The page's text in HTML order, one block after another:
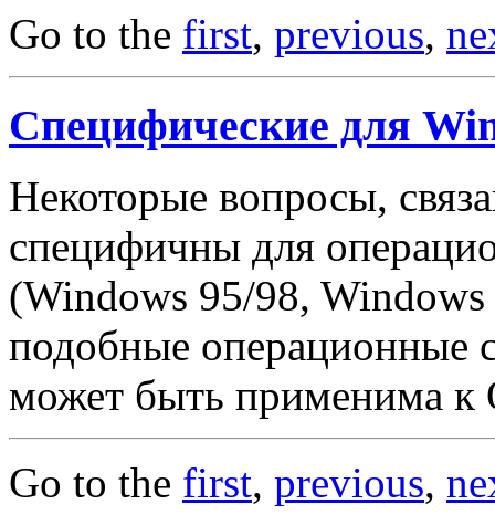
Go to the first, previous,
Специфические для
Некоторые вопросы,
специфичны для
(Windows 95/98, Windows
подобные операционные
может быть применима к
Go to the first, previous,